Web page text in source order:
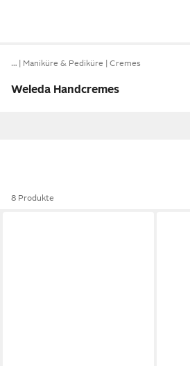
… Maniküre & Pediküre Cremes
Weleda Handcremes
8 Produkte